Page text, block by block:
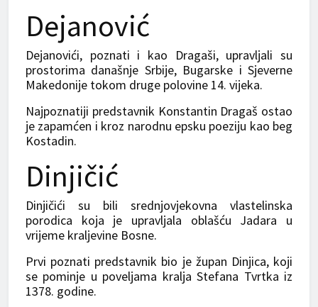
Dejanović
Dejanovići, poznati i kao Dragaši, upravljali su
prostorima današnje Srbije, Bugarske i Sjeverne
Makedonije tokom druge polovine 14. vijeka.
Najpoznatiji predstavnik Konstantin Dragaš ostao
je zapamćen i kroz narodnu epsku poeziju kao beg
Kostadin.
Dinjičić
Dinjičići su bili srednjovjekovna vlastelinska
porodica koja je upravljala oblašću Jadara u
vrijeme kraljevine Bosne.
Prvi poznati predstavnik bio je župan Dinjica, koji
se pominje u poveljama kralja Stefana Tvrtka iz
1378. godine.